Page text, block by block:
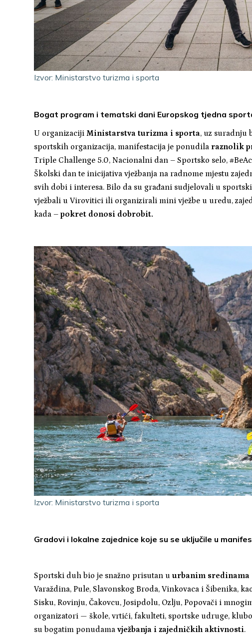
Izvor: Ministarstvo turizma i sporta
Bogat program i tematski dani Europskog tjedna
U organizaciji Ministarstva turizma i sporta, uz suradnju
sportskih organizacija, manifestacija je ponudila raznolik
Triple Challenge 5.0, Nacionalni dan – Sportsko selo,
Školski dan te inicijativa vježbanja na radnome mjestu
svih dobi i interesa. Bilo da su građani sudjelovali u
vježbali u Virovitici ili organizirali mini vježbe u uredu,
kada –pokret donosi dobrobit.
Izvor: Ministarstvo turizma i sporta
Gradovi i lokalne zajednice koje su se uključile u
Sportski duh bio je snažno prisutan uurbanim sredinama
Varaždina, Pule, Slavonskog Broda, Vinkovaca i Šibenika,
Sisku, Rovinju, Čakovcu, Josipdolu, Ozlju, Popovači i
organizatori — škole, vrtići, fakulteti, sportske udruge,
su bogatim ponudama vježbanja i zajedničkih aktivnosti.